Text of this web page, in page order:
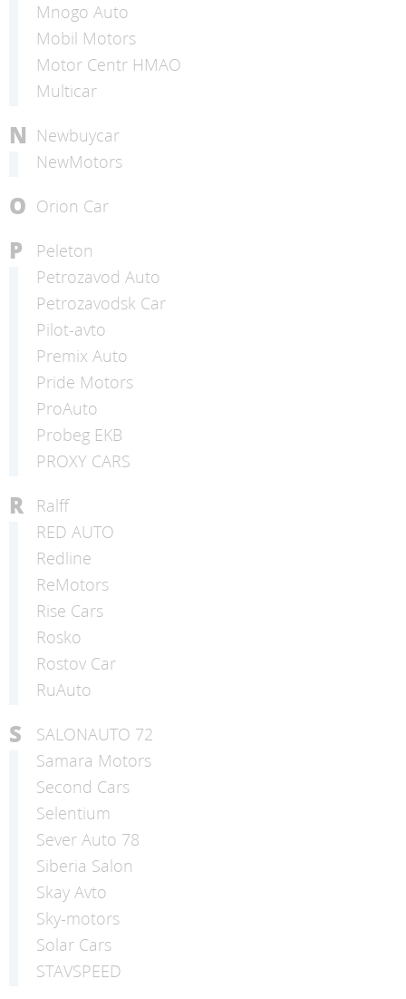
Mnogo Auto
Mobil Motors
Motor Centr HMAO
Multicar
N Newbuycar
NewMotors
O Orion Car
P
Peleton
Petrozavod Auto
Petrozavodsk Car
Pilot-avto
Premix Auto
Pride Motors
ProAuto
Probeg EKB
PROXY CARS
R
Ralff
RED AUTO
Redline
ReMotors
Rise Cars
Rosko
Rostov Car
RuAuto
S
SALONAUTO 72
Samara Motors
Second Cars
Selentium
Sever Auto 78
Siberia Salon
Skay Avto
Sky-motors
Solar Cars
STAVSPEED